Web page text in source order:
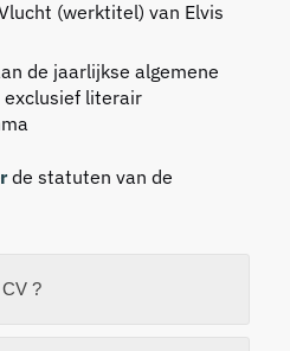
(werktitel) van Elvis
de jaarlijkse algemene
exclusief literair
de statuten van de
?